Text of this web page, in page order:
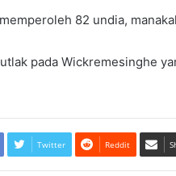
82 undia,
pada Wickremesinghe
Twitter Reddit